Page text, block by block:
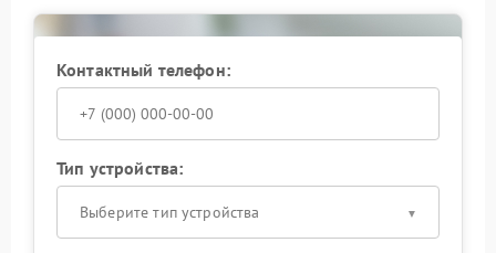
Контактный телефон:
Тип устройства:
Выберите тип устройства